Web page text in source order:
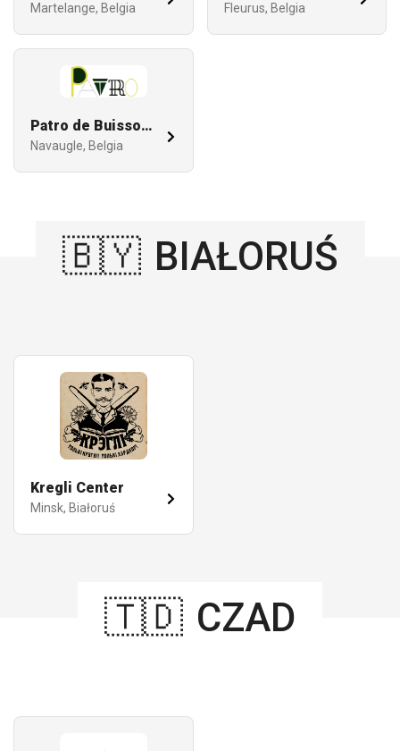
Martelange, Belgia Fleurus, Belgia
Patro de Buissonville
Navaugle, Belgia
🇧🇾 BIAŁORUŚ
Kregli Center
Minsk, Białoruś
🇹🇩 CZAD